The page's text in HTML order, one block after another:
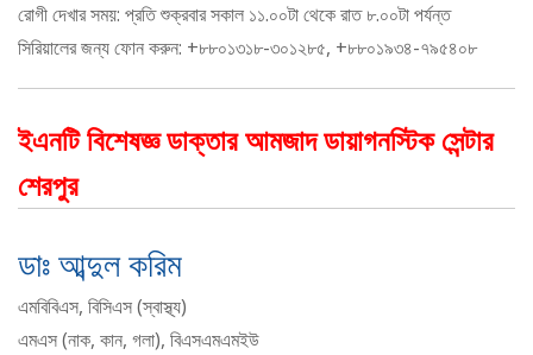
রোগী দেখার সময়: প্রতি শুক্রবার সকাল ১১.০০টা থেকে রাত ৮.০০টা পর্যন্ত
সিরিয়ালের জন্য ফোন করুন: +৮৮০১৩১৮-৩০১২৮৫, +৮৮০১৯৩৪-৭৯৫৪০৮
ইএনটি বিশেষজ্ঞ ডাক্তার আমজাদ ডায়াগনস্টিক সেন্টার
শেরপুর
ডাঃ আব্দুল করিম
এমবিবিএস, বিসিএস (স্বাস্থ্য)
এমএস (নাক, কান, গলা), বিএসএমএমইউ